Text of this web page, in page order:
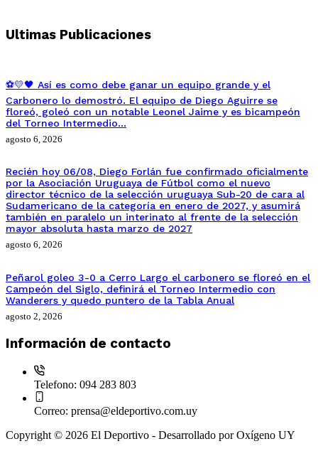
Ultimas Publicaciones
⚽💛🖤 Así es como debe ganar un equipo grande y el
Carbonero lo demostró. El equipo de Diego Aguirre se
floreó, goleó con un notable Leonel Jaime y es bicampeón
del Torneo Intermedio…
agosto 6, 2026
Recién hoy 06/08, Diego Forlán fue confirmado oficialmente
por la Asociación Uruguaya de Fútbol como el nuevo
director técnico de la selección uruguaya Sub-20 de cara al
Sudamericano de la categoría en enero de 2027, y asumirá
también en paralelo un interinato al frente de la selección
mayor absoluta hasta marzo de 2027
agosto 6, 2026
Peñarol goleo 3-0 a Cerro Largo el carbonero se floreó en el
Campeón del Siglo, definirá el Torneo Intermedio con
Wanderers y quedo puntero de la Tabla Anual
agosto 2, 2026
Información de contacto
Telefono: 094 283 803
Correo: prensa@eldeportivo.com.uy
Copyright © 2026 El Deportivo - Desarrollado por Oxígeno UY